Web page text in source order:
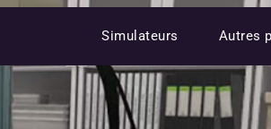
Simulateurs Autres